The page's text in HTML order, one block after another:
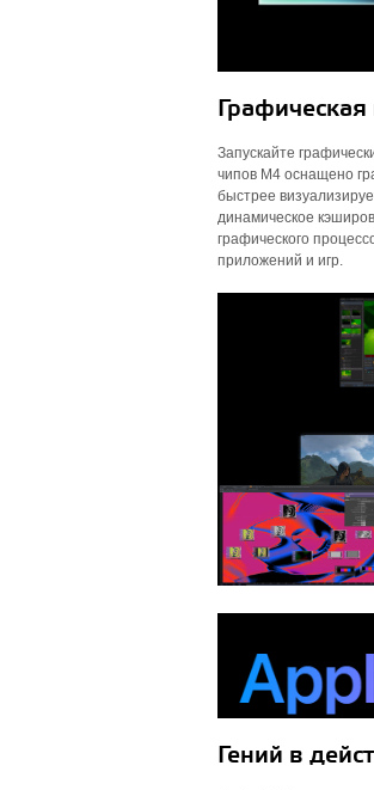
Запускайте
чипов M4 оснащено
быстрее
динамическое
графического
приложений и игр.
Гений в